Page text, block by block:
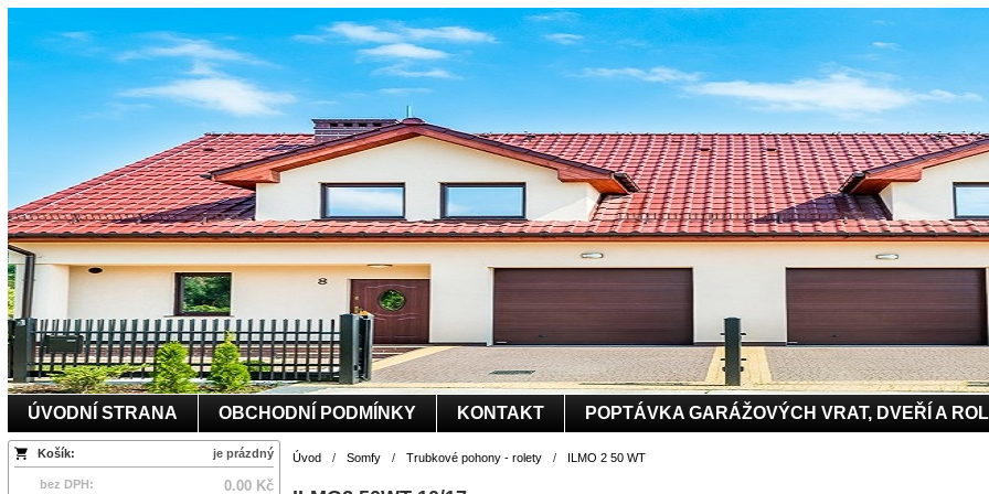
ÚVODNÍ STRANA OBCHODNÍ PODMÍNKY KONTAKT POPTÁVKA GARÁŽOVÝCH VRAT, DVEŘÍ A
Košík: je prázdný
bez DPH: 0.00 Kč
Úvod / Somfy / Trubkové pohony - rolety / ILMO 2 50 WT